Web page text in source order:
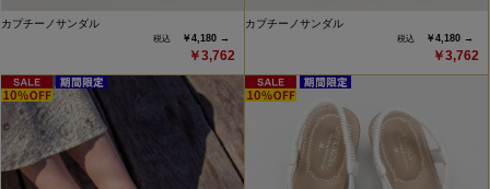
カプチーノサンダル
￥4,180 →
￥3,762
カプチーノサンダル
￥4,180 →
￥3,762